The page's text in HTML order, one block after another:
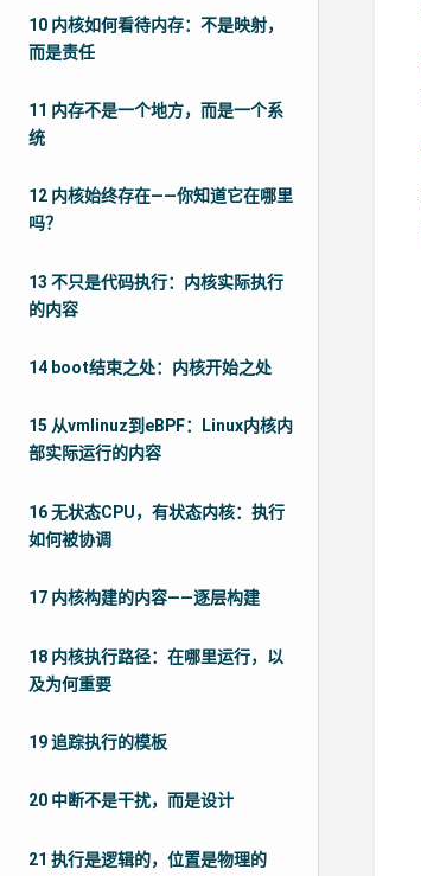
10 内核如何看待内存：不是映射，
而是责任
11 内存不是一个地方，而是一个系
统
12 内核始终存在——你知道它在哪里
吗？
13 不只是代码执行：内核实际执行
的内容
14 boot结束之处：内核开始之处
15 从vmlinuz到eBPF：Linux内核内
部实际运行的内容
16 无状态CPU，有状态内核：执行
如何被协调
17 内核构建的内容——逐层构建
18 内核执行路径：在哪里运行，以
及为何重要
19 追踪执行的模板
20 中断不是干扰，而是设计
21 执行是逻辑的，位置是物理的